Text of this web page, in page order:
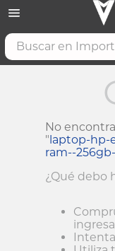
Buscar en
No
"laptop-hp-
ram--
¿Qué debo